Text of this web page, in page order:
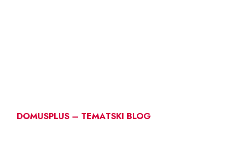
DOMUSPLUS – TEMATSKI BLOG